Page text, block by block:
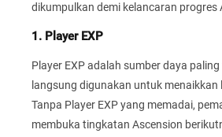
dikumpulkan demi kelancaran progres
1. Player EXP
Player EXP adalah sumber daya
langsung digunakan untuk menaikkan
Tanpa Player EXP yang memadai,
membuka tingkatan Ascension